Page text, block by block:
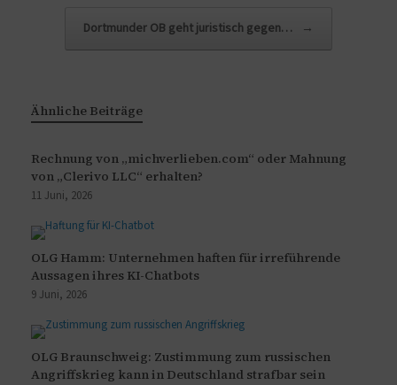
Dortmunder OB geht juristisch gegen… →
Ähnliche Beiträge
Rechnung von „michverlieben.com“ oder Mahnung
von „Clerivo LLC“ erhalten?
11 Juni, 2026
OLG Hamm: Unternehmen haften für irreführende
Aussagen ihres KI-Chatbots
9 Juni, 2026
OLG Braunschweig: Zustimmung zum russischen
Angriffskrieg kann in Deutschland strafbar sein